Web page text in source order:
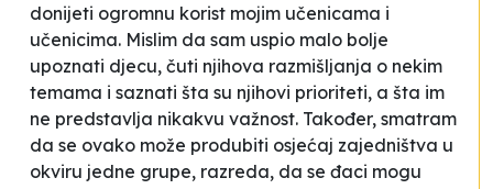
donijeti ogromnu korist mojim učenicama i
učenicima. Mislim da sam uspio malo bolje
upoznati djecu, čuti njihova razmišljanja o nekim
temama i saznati šta su njihovi prioriteti, a šta im
ne predstavlja nikakvu važnost. Također, smatram
da se ovako može produbiti osjećaj zajedništva u
okviru jedne grupe, razreda, da se đaci mogu